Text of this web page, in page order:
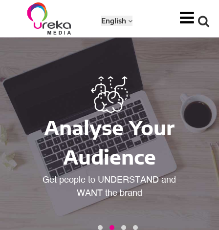
English
Analyse Your
Audience
Get people to UNDERSTAND and
WANT the brand